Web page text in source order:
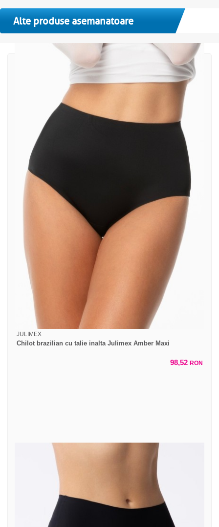
Alte produse asemanatoare
JULIMEX
Chilot brazilian cu talie inalta Julimex Amber Maxi
98,52 RON